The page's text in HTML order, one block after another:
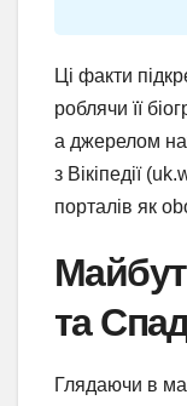
Ці факти
роблячи її
а джерелом
з Вікіпедії
порталів як
та
Глядаючи в